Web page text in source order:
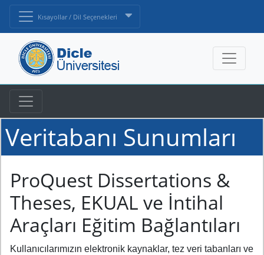
Kısayollar / Dil Seçenekleri
Veritabanı Sunumları
ProQuest Dissertations &
Theses, EKUAL ve İntihal
Araçları Eğitim Bağlantıları
Kullanıcılarımızın elektronik kaynaklar, tez veri tabanları ve